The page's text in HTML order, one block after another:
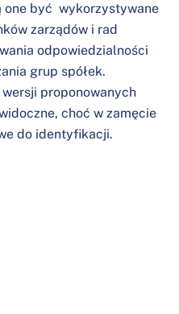
one być wykorzystywane
zarządów i rad
odpowiedzialności
grup spółek.
proponowanych
choć w zamęcie
do identyfikacji.